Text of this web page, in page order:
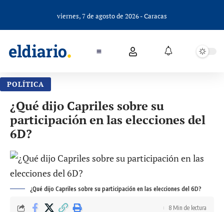
viernes, 7 de agosto de 2026 - Caracas
POLÍTICA
¿Qué dijo Capriles sobre su
participación en las elecciones del
6D?
¿Qué dijo Capriles sobre su participación en las elecciones del 6D?
8 Min de lectura